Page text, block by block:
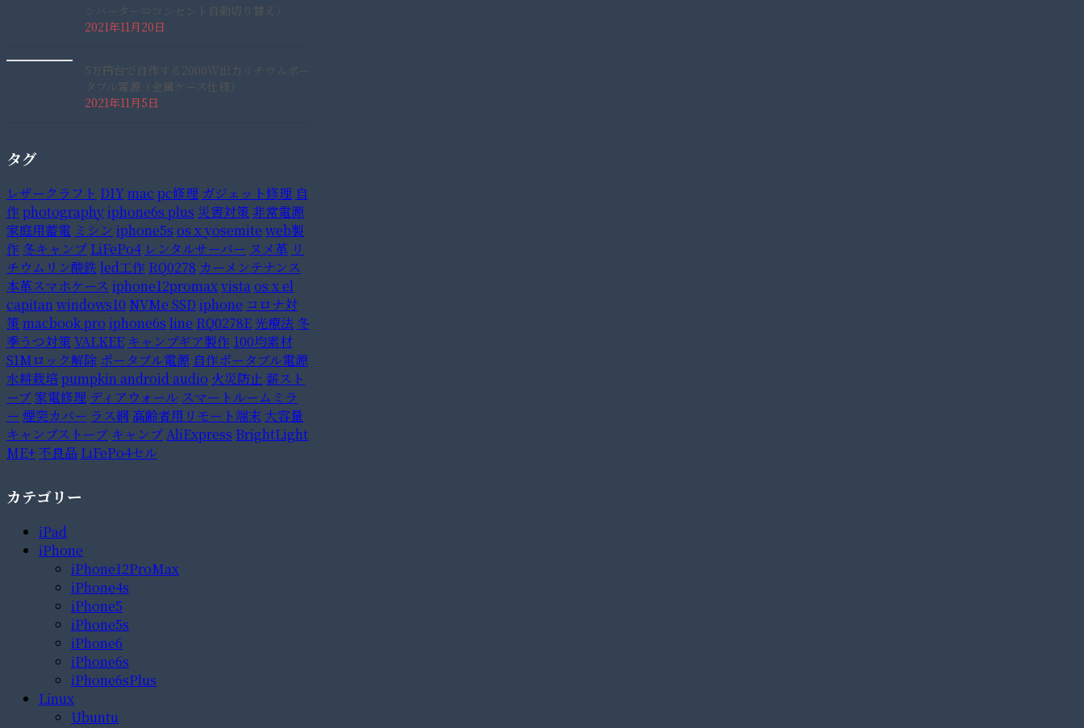
ンバーター⇔コンセント自動切り替え）
2021年11月20日
5万円台で自作する2000W出力リチウムポー
タブル電源（金属ケース仕様）
2021年11月5日
タグ
レザークラフト DIYmac pc修理 ガジェット修理 自
作 photography iphone6s plus 災害対策非常電源
家庭用蓄電 ミシン iphone5s os x yosemite web製
作 冬キャンプ LiFePo4 レンタルサーバー ヌメ革 リ
チウムリン酸鉄 led工作 RQ0278 カーメンテナンス
本革スマホケース iphone12promaxvistaos x el
capitanwindows10 NVMe SSD iphone コロナ対
策macbook pro iphone6s line RQ0278E 光療法 冬
季うつ対策VALKEE キャンプギア製作 100均素材
SIMロック解除 ポータブル電源 自作ポータブル電源
水耕栽培pumpkin android audio 火災防止 薪スト
ーブ家電修理 ディアウォール スマートルームミラ
ー 煙突カバー ラス網 高齢者用リモート端末大容量
キャンプストーブ キャンプAliExpress BrightLight
ME+不良品 LiFePo4セル
カテゴリー
iPad
iPhone
iPhone12ProMax
iPhone4s
iPhone5
iPhone5s
iPhone6
iPhone6s
iPhone6sPlus
Linux
Ubuntu